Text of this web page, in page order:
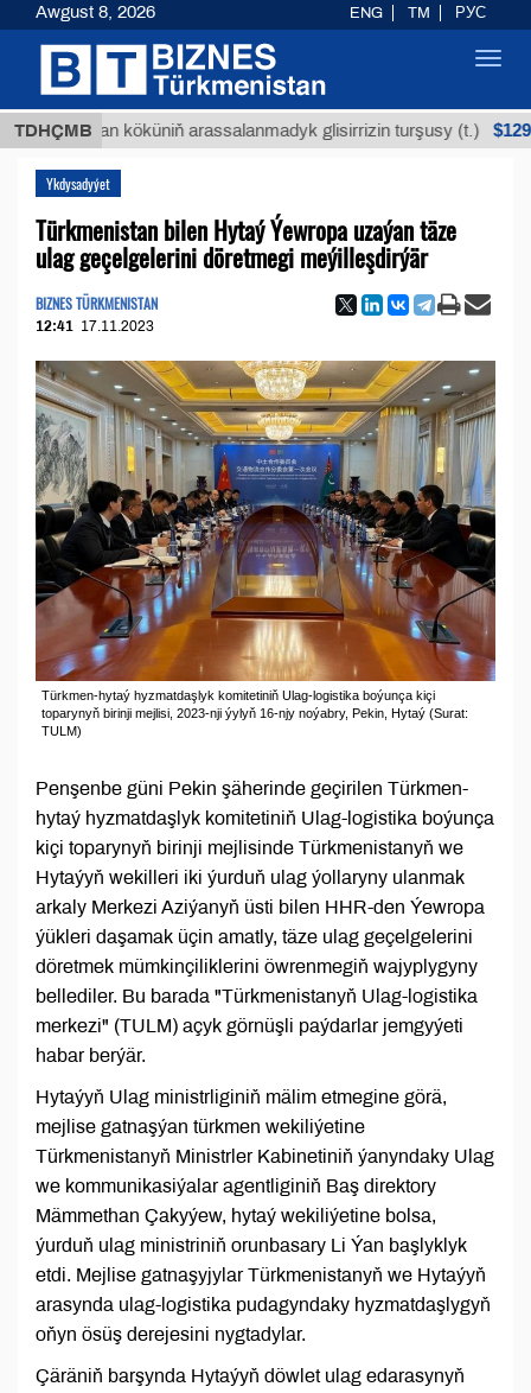
TDHÇMBköküniň arassalanmadyk glisirrizin turşusy (t.) $12935,18
Ykdysadyýet
Türkmenistan bilen Hytaý Ýewropa uzaýan täze
ulag geçelgelerini döretmegi meýilleşdirýär
BIZNES TÜRKMENISTAN
12:41 17.11.2023
Türkmen-hytaý hyzmatdaşlyk komitetiniň Ulag-logistika boýunça kiçi
toparynyň birinji mejlisi, 2023-nji ýylyň 16-njy noýabry, Pekin, Hytaý (Surat:
TULM)
Penşenbe güni Pekin şäherinde geçirilen Türkmen-
hytaý hyzmatdaşlyk komitetiniň Ulag-logistika boýunça
kiçi toparynyň birinji mejlisinde Türkmenistanyň we
Hytaýyň wekilleri iki ýurduň ulag ýollaryny ulanmak
arkaly Merkezi Aziýanyň üsti bilen HHR-den Ýewropa
ýükleri daşamak üçin amatly, täze ulag geçelgelerini
döretmek mümkinçiliklerini öwrenmegiň wajyplygyny
bellediler. Bu barada "Türkmenistanyň Ulag-logistika
merkezi" (TULM) açyk görnüşli paýdarlar jemgyýeti
habar berýär.
Hytaýyň Ulag ministrliginiň mälim etmegine görä,
mejlise gatnaşýan türkmen wekiliýetine
Türkmenistanyň Ministrler Kabinetiniň ýanyndaky Ulag
we kommunikasiýalar agentliginiň Baş direktory
Mämmethan Çakyýew, hytaý wekiliýetine bolsa,
ýurduň ulag ministriniň orunbasary Li Ýan başlyklyk
etdi. Mejlise gatnaşyjylar Türkmenistanyň we Hytaýyň
arasynda ulag-logistika pudagyndaky hyzmatdaşlygyň
oňyn ösüş derejesini nygtadylar.
Çäräniň barşynda Hytaýyň döwlet ulag edarasynyň
Awgust 8, 2026 ENG TM РУС